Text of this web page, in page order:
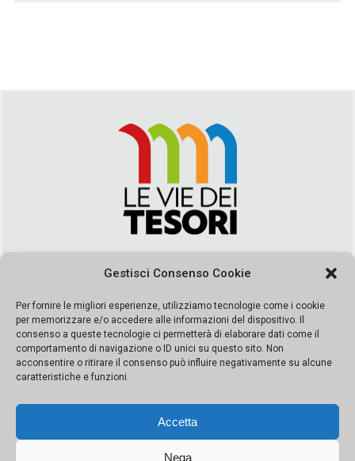
Gestisci Consenso Cookie
Per fornire le migliori esperienze, utilizziamo tecnologie come i cookie
per memorizzare e/o accedere alle informazioni del dispositivo. Il
consenso a queste tecnologie ci permetterà di elaborare dati come il
comportamento di navigazione o ID unici su questo sito. Non
acconsentire o ritirare il consenso può influire negativamente su alcune
caratteristiche e funzioni.
Accetta
Nega
segreteria@leviedeitesori.it
Direttore ResponsabileMarcello Barbaro – Aut. del tribunale di
Palermo n. 19 del 2017 iscrizione al roc numero 37003 Editore
Porta Felice Srl. Sede legale: Via Libertà 93 – 90143 Palermo
Società iscritta alla Camera di Commercio di Palermo Ufficio
065228208251 Capitale 10000 euro IV